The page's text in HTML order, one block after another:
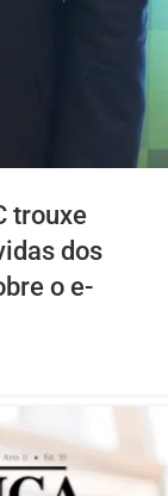
trouxe
dos
o e-